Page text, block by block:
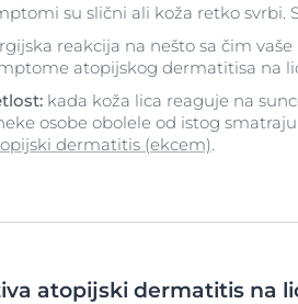
su slični ali koža retko svrbi.
reakcija na nešto sa čim
atopijskog dermatitisa na
kada koža lica reaguje na
osobe obolele od istog
dermatitis (ekcem)
atopijski dermatitis na